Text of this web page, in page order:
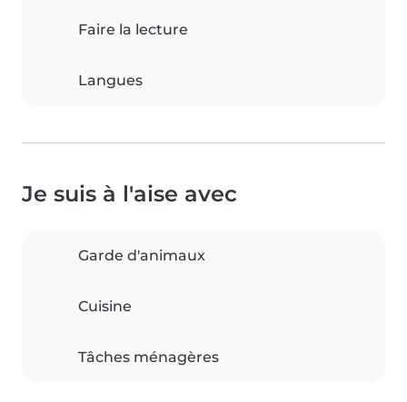
Faire la lecture
Langues
Je suis à l'aise avec
Garde d'animaux
Cuisine
Tâches ménagères